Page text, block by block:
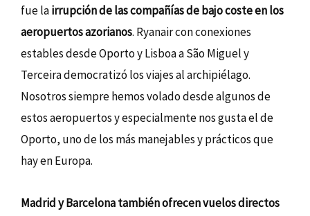
fue lairrupción de las compañías de bajo coste en los
aeropuertos azorianos. Ryanair con conexiones
estables desde Oporto y Lisboa a São Miguel y
Terceira democratizó los viajes al archipiélago.
Nosotros siempre hemos volado desde algunos de
estos aeropuertos y especialmente nos gusta el de
Oporto, uno de los más manejables y prácticos que
hay en Europa.
Madrid y Barcelona también ofrecen vuelos directos